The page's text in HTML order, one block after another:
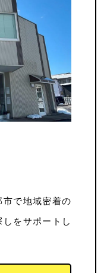
で地域密着の
をサポートし